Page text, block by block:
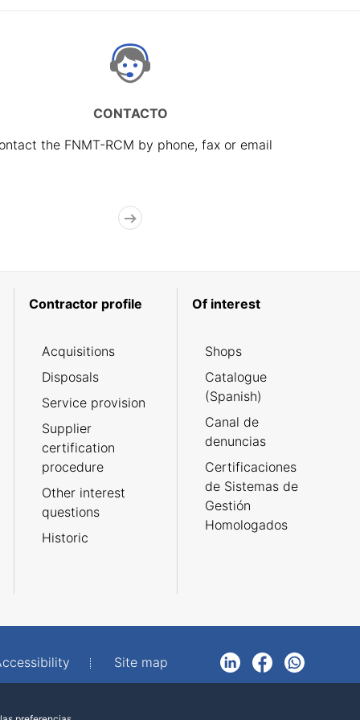
CONTACTO
the FNMT-RCM by phone, fax or email
Contractor profile
Acquisitions
Disposals
Service provision
Supplier
certification
procedure
Other interest
questions
Historic
Of interest
Shops
Catalogue
(Spanish)
Canal de
denuncias
Certificaciones
de Sistemas de
Gestión
Homologados
Site map
LinkedInFacebookWhatsApp